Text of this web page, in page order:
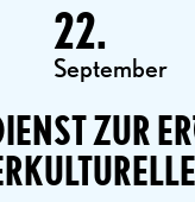
22.
September
ZUR